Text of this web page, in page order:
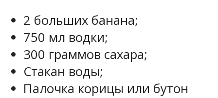
2 больших банана;
750 мл водки;
300 граммов сахара;
Стакан воды;
Палочка корицы или бутон